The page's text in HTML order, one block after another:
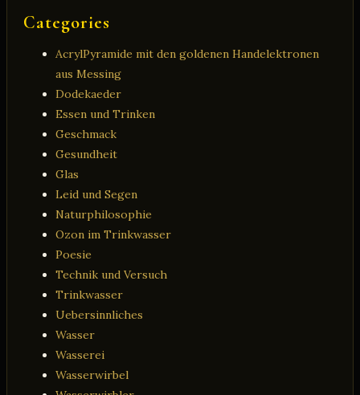
Categories
AcrylPyramide mit den goldenen Handelektronen
aus Messing
Dodekaeder
Essen und Trinken
Geschmack
Gesundheit
Glas
Leid und Segen
Naturphilosophie
Ozon im Trinkwasser
Poesie
Technik und Versuch
Trinkwasser
Uebersinnliches
Wasser
Wasserei
Wasserwirbel